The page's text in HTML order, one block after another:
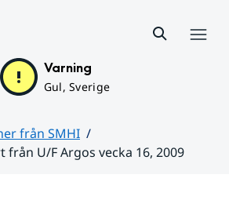
Varning
Gul, Sverige
från SMHI
U/F Argos vecka 16, 2009